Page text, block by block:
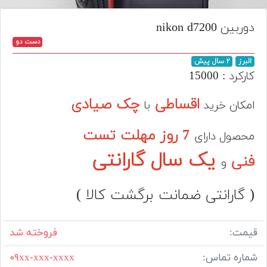
تجهیزات
مکث
افزودن
محصول
دست
دوم
لیست
دوربین
بله
دوربین nikon d7200
دست دو
البرز ۲ سال پیش
کارکرد : 15000
امکان خرید اقساطی با چک صیادی
محصول دارای
7 روز مهلت تست
فنی و یک سال گارانتی
( گارانتی ضمانت برگشت کالا )
قیمت:
فروخته شد
شماره تماس:
۰۹xx-xxx-xxxx